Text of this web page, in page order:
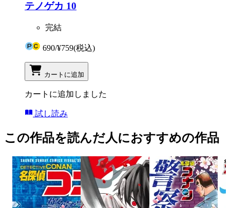
テノゲカ 10
完結
690/¥759(税込)
カートに追加
カートに追加しました
試し読み
この作品を読んだ人におすすめの作品